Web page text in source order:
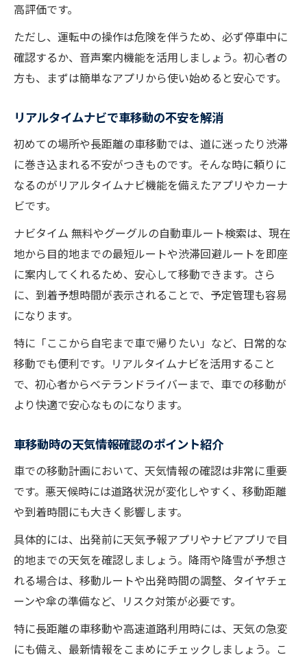
高評価です。
ただし、運転中の操作は危険を伴うため、必ず停車中に
確認するか、音声案内機能を活用しましょう。初心者の
方も、まずは簡単なアプリから使い始めると安心です。
リアルタイムナビで車移動の不安を解消
初めての場所や長距離の車移動では、道に迷ったり渋滞
に巻き込まれる不安がつきものです。そんな時に頼りに
なるのがリアルタイムナビ機能を備えたアプリやカーナ
ビです。
ナビタイム 無料やグーグルの自動車ルート検索は、現在
地から目的地までの最短ルートや渋滞回避ルートを即座
に案内してくれるため、安心して移動できます。さら
に、到着予想時間が表示されることで、予定管理も容易
になります。
特に「ここから自宅まで車で帰りたい」など、日常的な
移動でも便利です。リアルタイムナビを活用すること
で、初心者からベテランドライバーまで、車での移動が
より快適で安心なものになります。
車移動時の天気情報確認のポイント紹介
車での移動計画において、天気情報の確認は非常に重要
です。悪天候時には道路状況が変化しやすく、移動距離
や到着時間にも大きく影響します。
具体的には、出発前に天気予報アプリやナビアプリで目
的地までの天気を確認しましょう。降雨や降雪が予想さ
れる場合は、移動ルートや出発時間の調整、タイヤチェ
ーンや傘の準備など、リスク対策が必要です。
特に長距離の車移動や高速道路利用時には、天気の急変
にも備え、最新情報をこまめにチェックしましょう。こ